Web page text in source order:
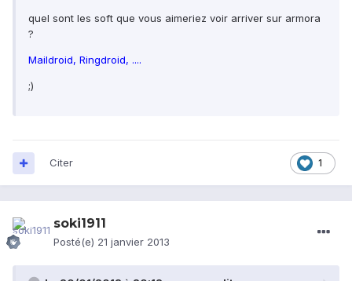
quel sont les soft que vous aimeriez voir arriver sur armora
?
Maildroid, Ringdroid, ....
;)
1
Citer
soki1911
Posté(e) 21 janvier 2013